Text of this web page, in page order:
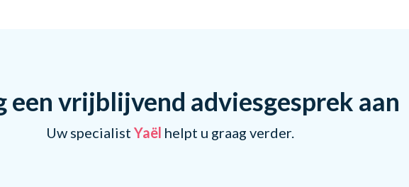
een vrijblijvend adviesgesprek aan
Uw specialist Yaël helpt u graag verder.